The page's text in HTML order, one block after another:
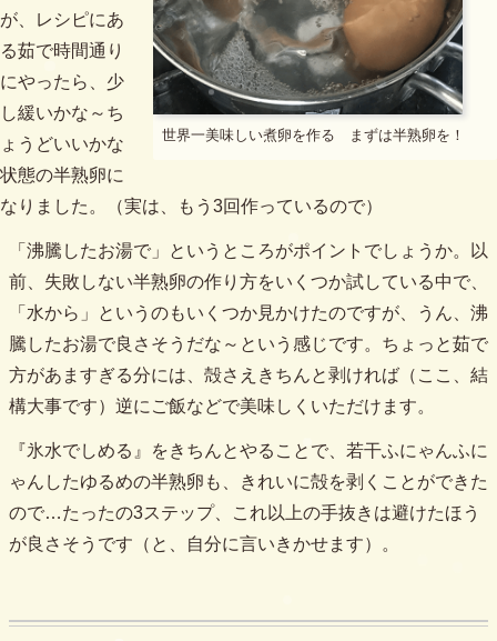
世界一美味しい煮卵を作る まずは半熟卵を！
が、レシピにあ
る茹で時間通り
にやったら、少
し緩いかな～ち
ょうどいいかな
状態の半熟卵に
なりました。（実は、もう3回作っているので）
「沸騰したお湯で」というところがポイントでしょうか。以
前、失敗しない半熟卵の作り方をいくつか試している中で、
「水から」というのもいくつか見かけたのですが、うん、沸
騰したお湯で良さそうだな～という感じです。ちょっと茹で
方があますぎる分には、殻さえきちんと剥ければ（ここ、結
構大事です）逆にご飯などで美味しくいただけます。
『氷水でしめる』をきちんとやることで、若干ふにゃんふに
ゃんしたゆるめの半熟卵も、きれいに殻を剥くことができた
ので…たったの3ステップ、これ以上の手抜きは避けたほう
が良さそうです（と、自分に言いきかせます）。